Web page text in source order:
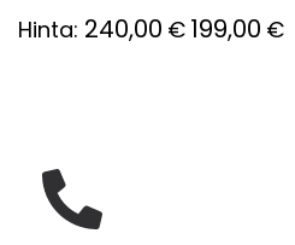
Hinta: 240,00 € 199,00 €